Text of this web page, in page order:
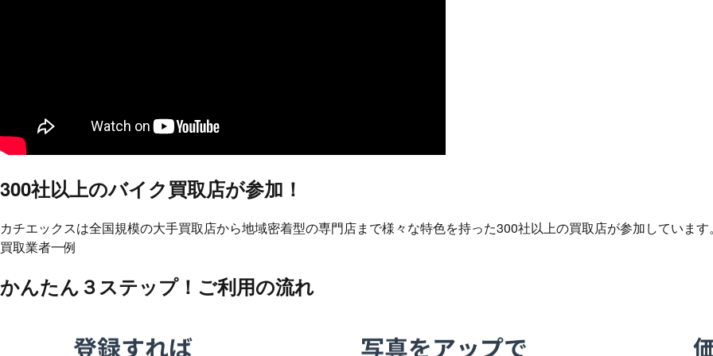
300社以上のバイク買取店が参加！
カチエックスは全国規模の大手買取店から地域密着型の専門店まで様々な特色を持った300社以上の買取店が参加しています
買取業者一例
かんたん３ステップ！ ご利用の流れ